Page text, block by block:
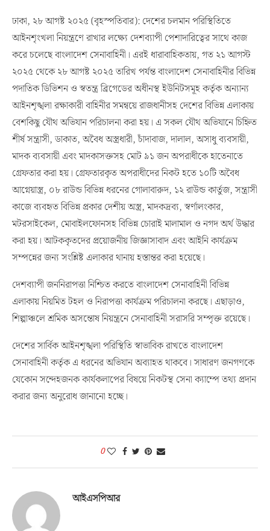
ঢাকা, ২৮ আগষ্ট ২০২৫ (বৃহস্পতিবার): দেশের চলমান পরিস্থিতিতে
আইনশৃংখলা নিয়ন্ত্রণে রাখার লক্ষ্যে দেশব্যাপী পেশাদারিত্বের সাথে কাজ
করে চলেছে বাংলাদেশ সেনাবাহিনী। এরই ধারাবাহিকতায়, গত ২১ আগস্ট
২০২৫ থেকে ২৮ আগষ্ট ২০২৫ তারিখ পর্যন্ত বাংলাদেশ সেনাবাহিনীর বিভিন্ন
পদাতিক ডিভিশন ও স্বতন্ত্র ব্রিগেডের অধীনস্থ ইউনিটসমূহ কর্তৃক অন্যান্য
আইনশৃঙ্খলা রক্ষাকারী বাহিনীর সমন্বয়ে রাজধানীসহ দেশের বিভিন্ন এলাকায়
বেশকিছু যৌথ অভিযান পরিচালনা করা হয়। এ সকল যৌথ অভিযানে চিহ্নিত
শীর্ষ সন্ত্রাসী, ডাকাত, অবৈধ অস্ত্রধারী, চাঁদাবাজ, দালাল, অসাধু ব্যবসায়ী,
মাদক ব্যবসায়ী এবং মাদকাসক্তসহ মোট ৯১ জন অপরাধীকে হাতেনাতে
গ্রেফতার করা হয়। গ্রেফতারকৃত অপরাধীদের নিকট হতে ১০টি অবৈধ
আগ্নেয়াস্ত্র, ০৮ রাউন্ড বিভিন্ন ধরনের গোলাবারুদ, ১২ রাউন্ড কার্তুজ, সন্ত্রাসী
কাজে ব্যবহৃত বিভিন্ন প্রকার দেশীয় অস্ত্র, মাদকদ্রব্য, স্বর্ণালংকার,
মটরসাইকেল, মোবাইলফোনসহ বিভিন্ন চোরাই মালামাল ও নগদ অর্থ উদ্ধার
করা হয়। আটককৃতদের প্রয়োজনীয় জিজ্ঞাসাবাদ এবং আইনি কার্যক্রম
সম্পন্নের জন্য সংশ্লিষ্ট এলাকার থানায় হস্তান্তর করা হয়েছে।
দেশব্যাপী জননিরাপত্তা নিশ্চিত করতে বাংলাদেশ সেনাবাহিনী বিভিন্ন
এলাকায় নিয়মিত টহল ও নিরাপত্তা কার্যক্রম পরিচালনা করছে। এছাড়াও,
শিল্পাঞ্চলে শ্রমিক অসন্তোষ নিয়ন্ত্রনে সেনাবাহিনী সরাসরি সম্পৃক্ত রয়েছে।
দেশের সার্বিক আইনশৃঙ্খলা পরিস্থিতি স্বাভাবিক রাখতে বাংলাদেশ
সেনাবাহিনী কর্তৃক এ ধরনের অভিযান অব্যাহত থাকবে। সাধারণ জনগণকে
যেকোন সন্দেহজনক কার্যকলাপের বিষয়ে নিকটস্থ সেনা ক্যাম্পে তথ্য প্রদান
করার জন্য অনুরোধ জানানো হচ্ছে।
0
আইএসপিআর